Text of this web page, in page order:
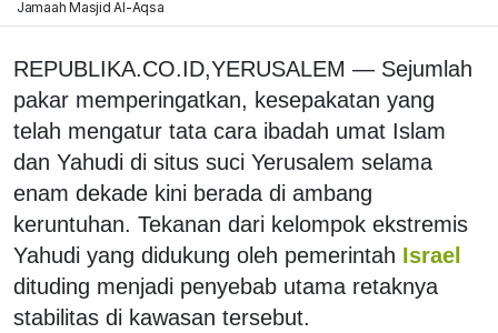
Jamaah Masjid Al-Aqsa
REPUBLIKA.CO.ID,YERUSALEM — Sejumlah
pakar memperingatkan, kesepakatan yang
telah mengatur tata cara ibadah umat Islam
dan Yahudi di situs suci Yerusalem selama
enam dekade kini berada di ambang
keruntuhan. Tekanan dari kelompok ekstremis
Yahudi yang didukung oleh pemerintah Israel
dituding menjadi penyebab utama retaknya
stabilitas di kawasan tersebut.